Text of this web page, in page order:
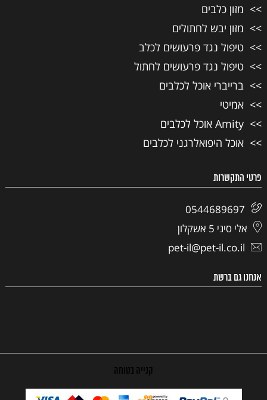
מזון כלבים
מזון יבש לחתולים
טיפול נגד פרעושים לכלב
טיפול נגד פרעושים לחתול
ברייברי אוכל לכלבים
אמיטי
Amity אוכל לכלבים
אוכל היפואלרגני לכלבים
פרטי התקשרות
0544689697
אלי סיני 5 אשקלון
pet-il@pet-il.co.il
אנחנו גם ברשת
קנייה בטוחה